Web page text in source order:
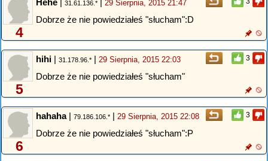
4
31.61.136.* 29 Sierpnia, 2015 21:47
Dobrze że nie powiedziałeś "słucham":D
3
5
hihi | 31.178.96.* | 29 Sierpnia, 2015 22:03
Dobrze że nie powiedziałeś "słucham"
3
6
hahaha| 79.186.106.* | 29 Sierpnia, 2015 22:08
Dobrze że nie powiedziałeś "słucham":P